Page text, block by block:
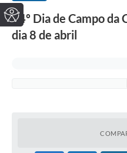
24º Dia de Campo da
dia 8 de abril